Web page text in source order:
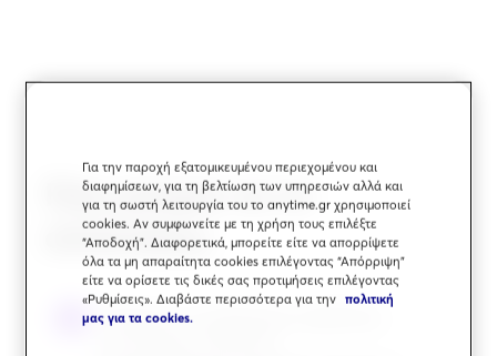
Πώς μπορώ να το
αποκτήσω;
Επιλέγεις το πρόγραμμα ασφάλισης
Για την παροχή εξατομικευμένου περιεχομένου και
διαφημίσεων, για τη βελτίωση των υπηρεσιών αλλά και
για τη σωστή λειτουργία του το anytime.gr χρησιμοποιεί
cookies. Αν συμφωνείτε με τη χρήση τους επιλέξτε
“Αποδοχή”. Διαφορετικά, μπορείτε είτε να απορρίψετε
όλα τα μη απαραίτητα cookies επιλέγοντας “Απόρριψη”
είτε να ορίσετε τις δικές σας προτιμήσεις επιλέγοντας
«Ρυθμίσεις». Διαβάστε περισσότερα για την
πολιτική
μας για τα cookies.